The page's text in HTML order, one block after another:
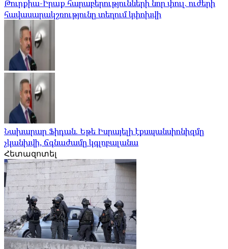
Թուրքիա-Իրաք հարաբերությունների նոր փուլ. ուժերի
հավասարակշռությունը տեղում կփոխվի
Նախարար Ֆիդան. Եթե Իսրայելի էքսպանսիոնիզմը
չկանխվի, ճգնաժամը կգլոբալանա
Հետազոտել